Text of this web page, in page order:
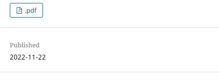
.pdf
Published
2022-11-22